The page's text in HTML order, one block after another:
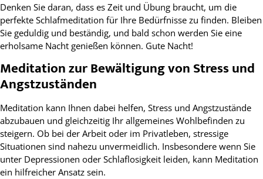
Denken Sie daran, dass es Zeit und Übung braucht, um die
perfekte Schlafmeditation für Ihre Bedürfnisse zu finden. Bleiben
Sie geduldig und beständig, und bald schon werden Sie eine
erholsame Nacht genießen können. Gute Nacht!
Meditation zur Bewältigung von Stress und
Angstzuständen
Meditation kann Ihnen dabei helfen, Stress und Angstzustände
abzubauen und gleichzeitig Ihr allgemeines Wohlbefinden zu
steigern. Ob bei der Arbeit oder im Privatleben, stressige
Situationen sind nahezu unvermeidlich. Insbesondere wenn Sie
unter Depressionen oder Schlaflosigkeit leiden, kann Meditation
ein hilfreicher Ansatz sein.